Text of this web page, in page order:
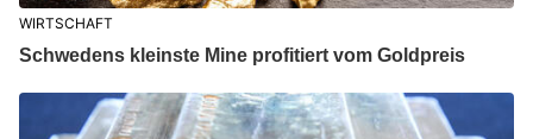
WIRTSCHAFT
Schwedens kleinste Mine profitiert vom Goldpreis